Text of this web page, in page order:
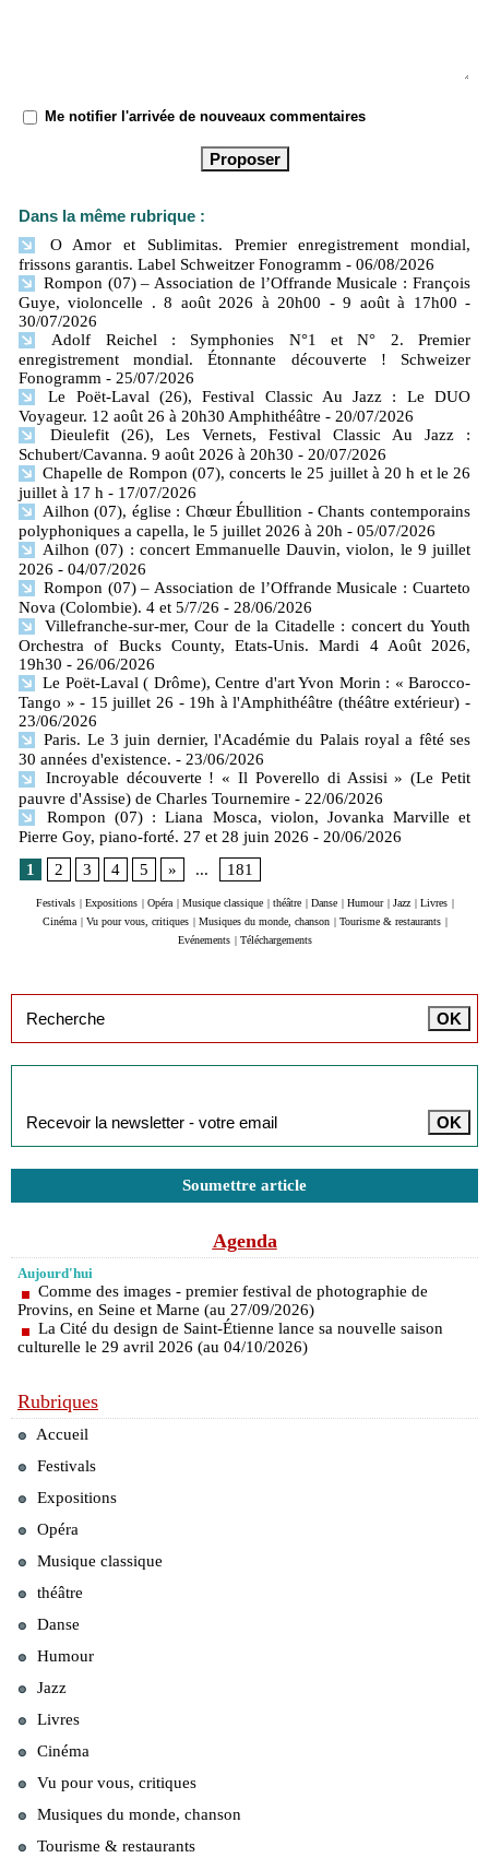
Me notifier l'arrivée de nouveaux commentaires
Dans la même rubrique :
O Amor et Sublimitas. Premier enregistrement mondial,
frissons garantis. Label Schweitzer Fonogramm - 06/08/2026
Rompon (07) – Association de l’Offrande Musicale : François
Guye, violoncelle . 8 août 2026 à 20h00 - 9 août à 17h00 -
30/07/2026
Adolf Reichel : Symphonies N°1 et N° 2. Premier
enregistrement mondial. Étonnante découverte ! Schweizer
Fonogramm - 25/07/2026
Le Poët-Laval (26), Festival Classic Au Jazz : Le DUO
Voyageur. 12 août 26 à 20h30 Amphithéâtre - 20/07/2026
Dieulefit (26), Les Vernets, Festival Classic Au Jazz :
Schubert/Cavanna. 9 août 2026 à 20h30 - 20/07/2026
Chapelle de Rompon (07), concerts le 25 juillet à 20 h et le 26
juillet à 17 h - 17/07/2026
Ailhon (07), église : Chœur Ébullition - Chants contemporains
polyphoniques a capella, le 5 juillet 2026 à 20h - 05/07/2026
Ailhon (07) : concert Emmanuelle Dauvin, violon, le 9 juillet
2026 - 04/07/2026
Rompon (07) – Association de l’Offrande Musicale : Cuarteto
Nova (Colombie). 4 et 5/7/26 - 28/06/2026
Villefranche-sur-mer, Cour de la Citadelle : concert du Youth
Orchestra of Bucks County, Etats-Unis. Mardi 4 Août 2026,
19h30 - 26/06/2026
Le Poët-Laval ( Drôme), Centre d'art Yvon Morin : « Barocco-
Tango » - 15 juillet 26 - 19h à l'Amphithéâtre (théâtre extérieur) -
23/06/2026
Paris. Le 3 juin dernier, l'Académie du Palais royal a fêté ses
30 années d'existence. - 23/06/2026
Incroyable découverte ! « Il Poverello di Assisi » (Le Petit
pauvre d'Assise) de Charles Tournemire - 22/06/2026
Rompon (07) : Liana Mosca, violon, Jovanka Marville et
Pierre Goy, piano-forté. 27 et 28 juin 2026 - 20/06/2026
1
2 3 4 5 » ... 181
Festivals | Expositions | Opéra | Musique classique | théâtre | Danse | Humour | Jazz | Livres |
Cinéma | Vu pour vous, critiques | Musiques du monde, chanson | Tourisme & restaurants |
Evénements | Téléchargements
Soumettre article
Agenda
Aujourd'hui
Comme des images - premier festival de photographie de
Provins, en Seine et Marne (au 27/09/2026)
La Cité du design de Saint-Étienne lance sa nouvelle saison
culturelle le 29 avril 2026 (au 04/10/2026)
Rubriques
Accueil
Festivals
Expositions
Opéra
Musique classique
théâtre
Danse
Humour
Jazz
Livres
Cinéma
Vu pour vous, critiques
Musiques du monde, chanson
Tourisme & restaurants